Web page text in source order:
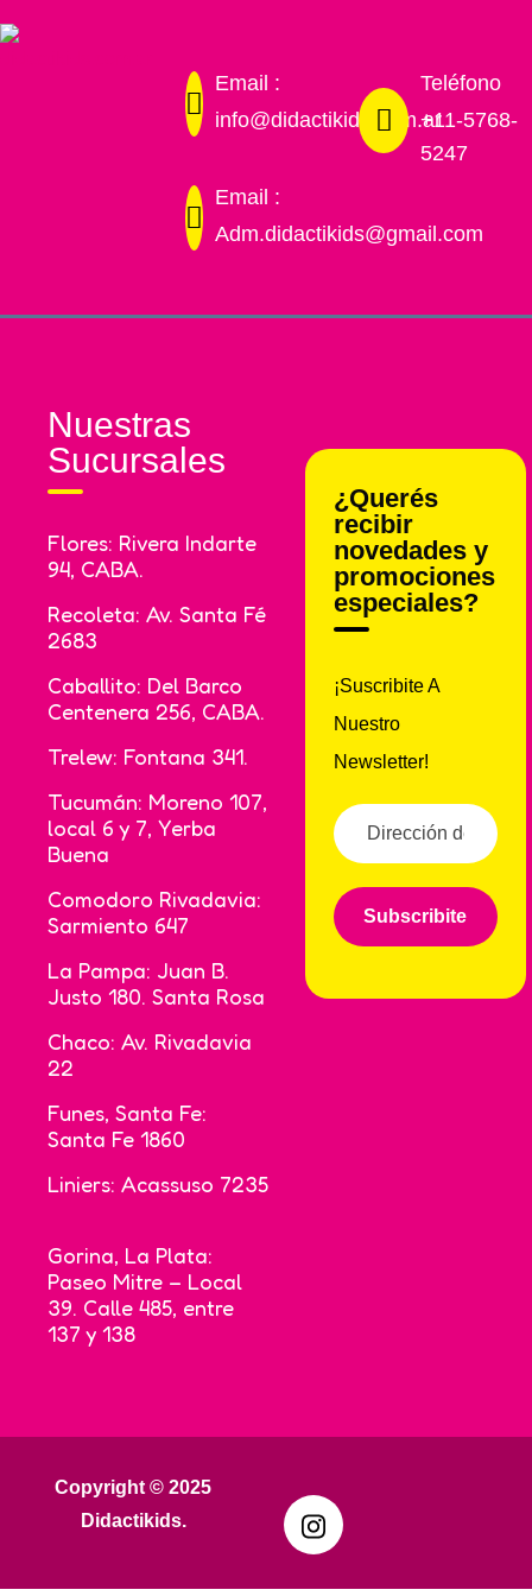
Email :
info@didactikids.com.ar
Email :
Adm.didactikids@gmail.com
Teléfono
+11-5768-
5247
Nuestras
Sucursales
Flores: Rivera Indarte
94, CABA.
Recoleta: Av. Santa Fé
2683
Caballito: Del Barco
Centenera 256, CABA.
Trelew: Fontana 341.
Tucumán: Moreno 107,
local 6 y 7, Yerba
Buena
Comodoro Rivadavia:
Sarmiento 647
La Pampa: Juan B.
Justo 180. Santa Rosa
Chaco: Av. Rivadavia
22
Funes, Santa Fe:
Santa Fe 1860
Liniers: Acassuso 7235
Gorina, La Plata:
Paseo Mitre – Local
39. Calle 485, entre
137 y 138
¿Querés
recibir
novedades y
promociones
especiales?
¡Suscribite A
Nuestro
Newsletter!
Subscribite
Copyright © 2025
Didactikids.